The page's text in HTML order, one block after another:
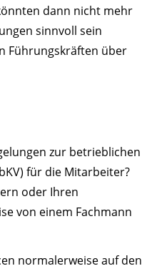
dann nicht mehr
sinnvoll sein
Führungskräften über
zur betrieblichen
für die Mitarbeiter?
oder Ihren
von einem Fachmann
normalerweise auf den